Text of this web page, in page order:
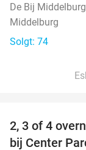
De Bij Middelburg
Middelburg
Solgt: 74
2, 3 of 4
bij Center